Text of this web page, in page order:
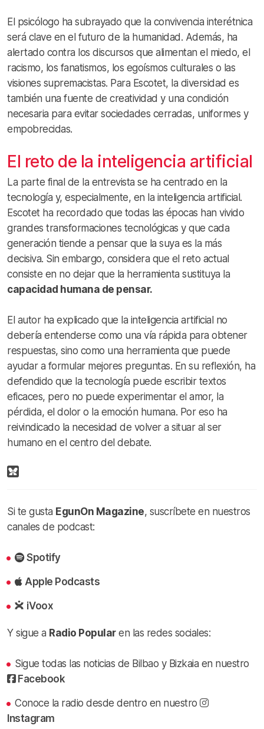
El psicólogo ha subrayado que la convivencia interétnica
será clave en el futuro de la humanidad. Además, ha
alertado contra los discursos que alimentan el miedo, el
racismo, los fanatismos, los egoísmos culturales o las
visiones supremacistas. Para Escotet, la diversidad es
también una fuente de creatividad y una condición
necesaria para evitar sociedades cerradas, uniformes y
empobrecidas.
El reto de la inteligencia artificial
La parte final de la entrevista se ha centrado en la
tecnología y, especialmente, en la inteligencia artificial.
Escotet ha recordado que todas las épocas han vivido
grandes transformaciones tecnológicas y que cada
generación tiende a pensar que la suya es la más
decisiva. Sin embargo, considera que el reto actual
consiste en no dejar que la herramienta sustituya la
capacidad humana de pensar.
El autor ha explicado que la inteligencia artificial no
debería entenderse como una vía rápida para obtener
respuestas, sino como una herramienta que puede
ayudar a formular mejores preguntas. En su reflexión, ha
defendido que la tecnología puede escribir textos
eficaces, pero no puede experimentar el amor, la
pérdida, el dolor o la emoción humana. Por eso ha
reivindicado la necesidad de volver a situar al ser
humano en el centro del debate.
Si te gusta EgunOn Magazine, suscríbete en nuestros
canales de podcast:
Spotify
Apple Podcasts
iVoox
Y sigue a Radio Popularen las redes sociales:
Sigue todas las noticias de Bilbao y Bizkaia en nuestro
Facebook
Conoce la radio desde dentro en nuestro
Instagram